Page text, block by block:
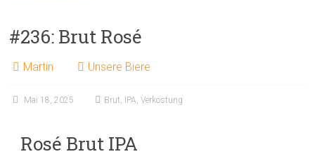
#236: Brut Rosé
Martin Unsere Biere
Mai 18, 2025 Brut, IPA,Verkostung
Rosé Brut IPA